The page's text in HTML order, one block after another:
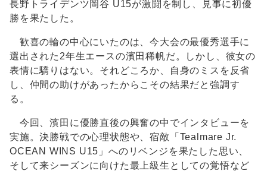
長野トライデンツ岡谷 U15が激闘を制し、見事に初優
勝を果たした。
歓喜の輪の中心にいたのは、今大会の最優秀選手に
選出された2年生エースの濱田稀帆だ。しかし、彼女の
表情に驕りはない。それどころか、自身のミスを反省
し、仲間の助けがあったからこその結果だと強調す
る。
今回、濱田に優勝直後の興奮の中でインタビューを
実施。決勝戦での心理状態や、宿敵「Tealmare Jr.
OCEAN WINS U15」へのリベンジを果たした思い、
そして来シーズンに向けた最上級生としての覚悟など